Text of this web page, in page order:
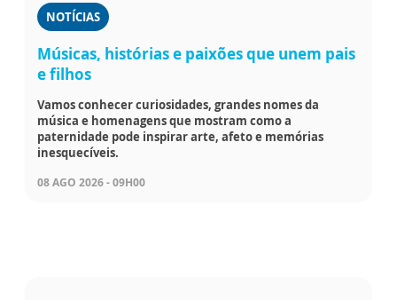
NOTÍCIAS
Músicas, histórias e paixões que unem pais
e filhos
Vamos conhecer curiosidades, grandes nomes da
música e homenagens que mostram como a
paternidade pode inspirar arte, afeto e memórias
inesquecíveis.
08 AGO 2026 - 09H00